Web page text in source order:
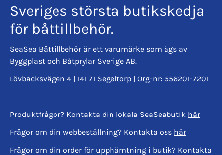
1692.
Vad har materialet för densitet?
Materialets densitet är angiven till 100 kg/m³.
Sveriges största butikskedja
för båttillbehör.
SeaSea Båttillbehör är ett varumärke som ägs av
Byggplast och Båtprylar Sverige AB.
Lövbacksvägen 4 | 141 71 Segeltorp | Org-nr: 556201-7201
Produktfrågor? Kontakta din lokala SeaSeabutik här
Frågor om din webbeställning? Kontakta oss här
Frågor om din order för upphämtning i butik? Kontakta